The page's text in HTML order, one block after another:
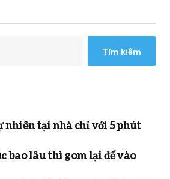
Tìm kiếm
nhiên tại nhà chỉ với 5 phút
bao lâu thì gom lại để vào